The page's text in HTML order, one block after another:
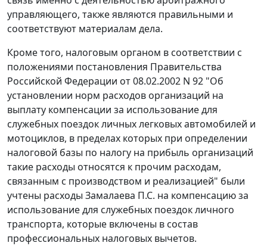
управляющего, также являются правильными и
соответствуют материалам дела.
Кроме того, налоговым органом в соответствии с
положениями постановления Правительства
Российской Федерации от 08.02.2002 N 92 "Об
установлении норм расходов организаций на
выплату компенсации за использование для
служебных поездок личных легковых автомобилей и
мотоциклов, в пределах которых при определении
налоговой базы по налогу на прибыль организаций
такие расходы относятся к прочим расходам,
связанным с производством и реализацией" были
учтены расходы Замалаева П.С. на компенсацию за
использование для служебных поездок личного
транспорта, которые включены в состав
профессиональных налоговых вычетов.